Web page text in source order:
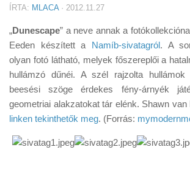
Tudástár
Tanácsok
Érdekességek
Helyszíni Riport
ÍRTA: MLACA· 2012.11.27
„Dunescape” a neve annak a
Eeden készített a Namíb-sivatagról. A
olyan fotó látható, melyek főszereplői a
hullámzó dűnéi. A szél rajzolta
beesési szöge érdekes fény-árnyék
geometriai alakzatokat tár elénk. Shawn
linken tekinthetők meg. (Forrás: